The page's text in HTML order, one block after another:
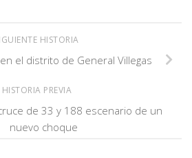
HISTORIA
el distrito de General Villegas
HISTORIA PREVIA
de 33 y 188 escenario de un
nuevo choque